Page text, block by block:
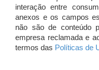
interação entre
anexos e os campos
não são de conteúdo
empresa reclamada e
termos das Políticas de